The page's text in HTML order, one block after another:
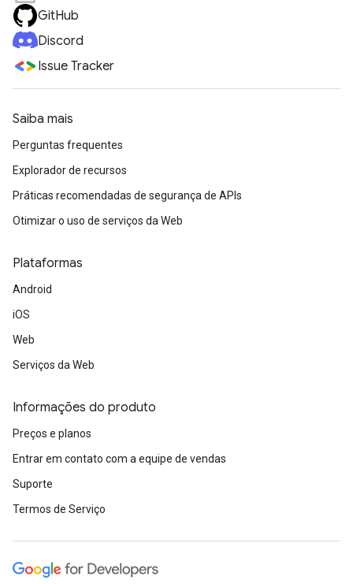
GitHub
Discord
Issue Tracker
Saiba mais
Perguntas frequentes
Explorador de recursos
Práticas recomendadas de segurança de APIs
Otimizar o uso de serviços da Web
Plataformas
Android
iOS
Web
Serviços da Web
Informações do produto
Preços e planos
Entrar em contato com a equipe de vendas
Suporte
Termos de Serviço